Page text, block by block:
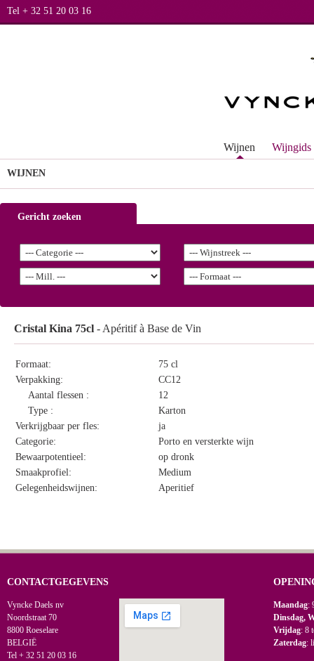
Tel + 32 51 20 03 16
Wijnen Wijngids
WIJNEN
Gericht zoeken
Cristal Kina 75cl - Apéritif à Base de Vin
Formaat:
75 cl
Verpakking:
CC12
Aantal flessen :
12
Type :
Karton
Verkrijgbaar per fles:
ja
Categorie:
Porto en versterkte wijn
Bewaarpotentieel:
op dronk
Smaakprofiel:
Medium
Gelegenheidswijnen:
Aperitief
CONTACTGEGEVENS
Vyncke Daels nv
Noordstraat 70
8800 Roeselare
BELGIË
Tel + 32 51 20 03 16
Maandag:
Dinsdag,
Vrijdag: 8
Zaterdag: